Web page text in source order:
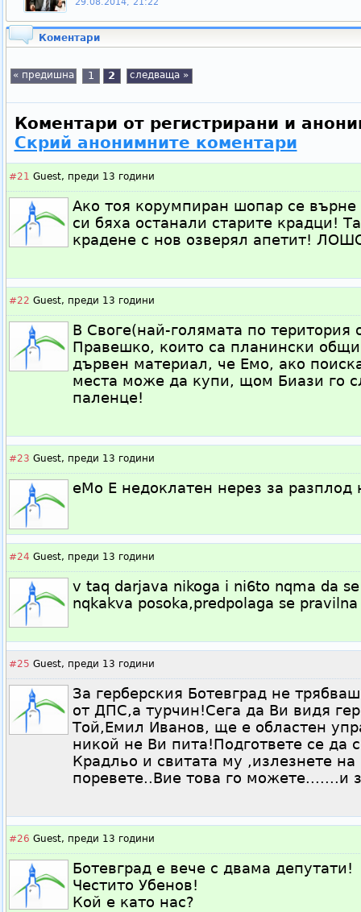
Коментари
« предишна 1 2 следваща »
Коментари от регистрирани и
Скрий анонимните коментари
#21 Guest, преди 13 години
Ако тоя корумпиран шопар се върне
си бяха останали старите крадци!
крадене с нов озверял апетит!
#22 Guest, преди 13 години
В Своге(най-голямата по територия
Правешко, които са планински
дървен материал, че Емо, ако
места може да купи, щом Биази го
паленце!
#23 Guest, преди 13 години
еМо Е недоклатен нерез за разплод
#24 Guest, преди 13 години
v taq darjava nikoga i ni6to nqma da
nqkakva posoka,predpolaga se pravilna
#25 Guest, преди 13 години
За герберския Ботевград не
от ДПС,а турчин!Сега да Ви видя
Той,Емил Иванов, ще е областен
никой не Ви пита!Подгответе се да
Крадльо и свитата му ,излезнете
поревете..Вие това го можете.......и
#26 Guest, преди 13 години
Ботевград е вече с двама депутати!
Честито Убенов!
Кой е като нас?